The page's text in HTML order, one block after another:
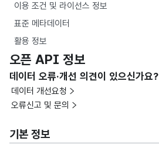
이용 조건 및 라이선스 정보
표준 메타데이터
활용 정보
오픈 API 정보
데이터 오류·개선 의견이 있으신가요?
데이터 개선요청
오류신고 및 문의
기본 정보